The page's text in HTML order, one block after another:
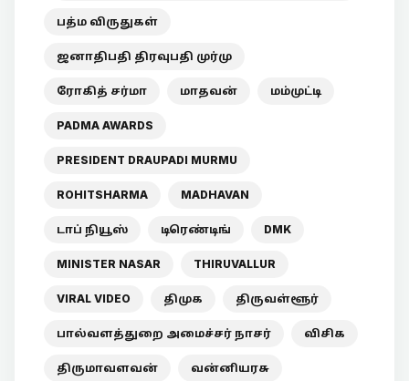
பத்ம விருதுகள்
ஜனாதிபதி திரவுபதி முர்மு
ரோகித் சர்மா மாதவன் மம்முட்டி
PADMA AWARDS
PRESIDENT DRAUPADI MURMU
ROHITSHARMA MADHAVAN
டாப் நியூஸ் டிரெண்டிங் DMK
MINISTER NASAR THIRUVALLUR
VIRAL VIDEO திமுக திருவள்ளூர்
பால்வளத்துறை அமைச்சர் நாசர் விசிக
திருமாவளவன் வன்னியரசு